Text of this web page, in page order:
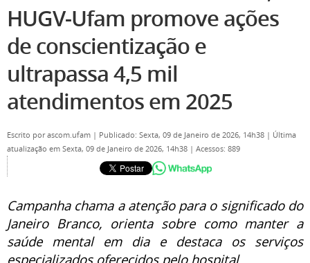
HUGV-Ufam promove ações
de conscientização e
ultrapassa 4,5 mil
atendimentos em 2025
Escrito porascom.ufam | Publicado: Sexta, 09 de Janeiro de 2026, 14h38 | Última
atualização em Sexta, 09 de Janeiro de 2026, 14h38 | Acessos: 889
Campanha chama a atenção para o significado do
Janeiro Branco, orienta sobre como manter a
saúde mental em dia e destaca os serviços
especializados oferecidos pelo hospital